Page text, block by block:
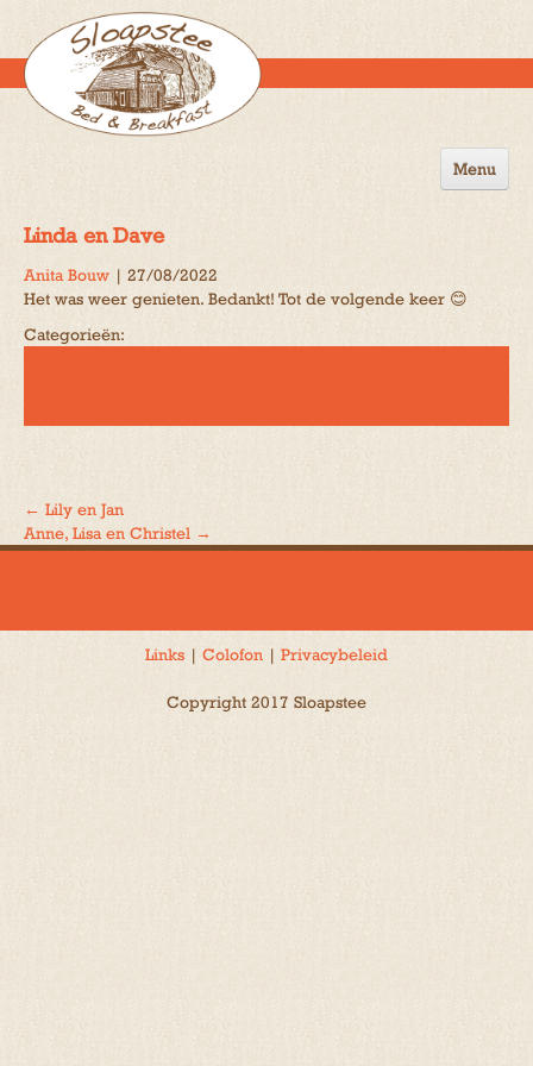
Menu
Omgeving
Linda en Dave
Anita Bouw | 27/08/2022
Het was weer genieten. Bedankt! Tot de volgende keer 😊
Categorieën:
Bericht
← Lily en Jan
Anne, Lisa en Christel →
Links | Colofon | Privacybeleid
Copyright 2017 Sloapstee